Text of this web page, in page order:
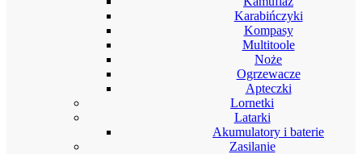
Karabińczyki
Kompasy
Multitoole
Noże
Ogrzewacze
Apteczki
Lornetki
Latarki
Akumulatory i baterie
Zasilanie